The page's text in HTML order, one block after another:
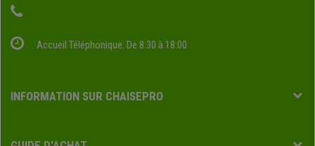
Accueil Téléphonique: De 8:30 à 18:00
INFORMATION SUR CHAISEPRO